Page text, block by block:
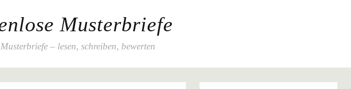
Musterbriefe
– lesen, schreiben, bewerten